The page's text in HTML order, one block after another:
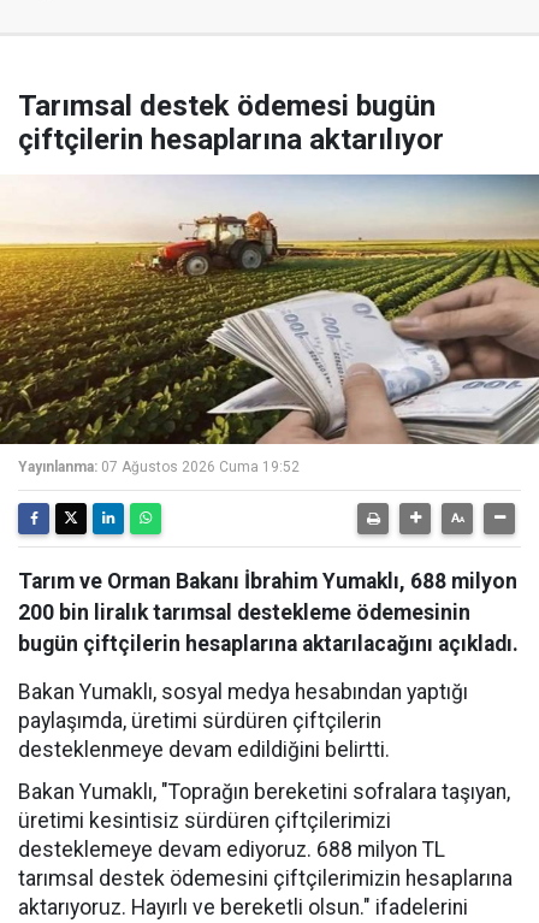
Tarımsal destek ödemesi bugün
çiftçilerin hesaplarına aktarılıyor
Yayınlanma: 07 Ağustos 2026 Cuma 19:52
Tarım ve Orman Bakanı İbrahim Yumaklı, 688 milyon
200 bin liralık tarımsal destekleme ödemesinin
bugün çiftçilerin hesaplarına aktarılacağını açıkladı.
Bakan Yumaklı, sosyal medya hesabından yaptığı
paylaşımda, üretimi sürdüren çiftçilerin
desteklenmeye devam edildiğini belirtti.
Bakan Yumaklı, "Toprağın bereketini sofralara taşıyan,
üretimi kesintisiz sürdüren çiftçilerimizi
desteklemeye devam ediyoruz. 688 milyon TL
tarımsal destek ödemesini çiftçilerimizin hesaplarına
aktarıyoruz. Hayırlı ve bereketli olsun." ifadelerini